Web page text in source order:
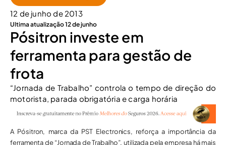
12 de junho de 2013
Ultima atualização 12 de junho
Pósitron investe em
ferramenta para gestão de
frota
“Jornada de Trabalho” controla o tempo de direção do
motorista, parada obrigatória e carga horária
A Pósitron, marca da PST Electronics, reforça a importância da
ferramenta de “Jornada de Trabalho”, utilizada pela empresa há mais